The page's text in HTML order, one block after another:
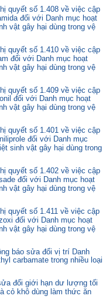
quyết số 1.408 về việc cập
đối với Danh mục hoạt
vật gây hại dùng trong vệ
quyết số 1.410 về việc cập
đối với Danh mục hoạt
vật gây hại dùng trong vệ
quyết số 1.409 về việc cập
đối với Danh mục hoạt
vật gây hại dùng trong vệ
quyết số 1.401 về việc cập
đối với Danh mục
sinh vật gây hại dùng trong
quyết số 1.402 về việc cập
đối với Danh mục hoạt
vật gây hại dùng trong vệ
quyết số 1.411 về việc cập
đối với Danh mục hoạt
vật gây hại dùng trong vệ
báo sửa đổi vị trí Danh
carbamate trong nhiều loại
đổi giới hạn dư lượng tối
cỏ khô dùng làm thức ăn